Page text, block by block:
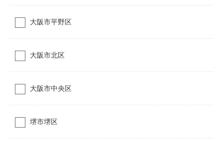
大阪市平野区
大阪市北区
大阪市中央区
堺市堺区